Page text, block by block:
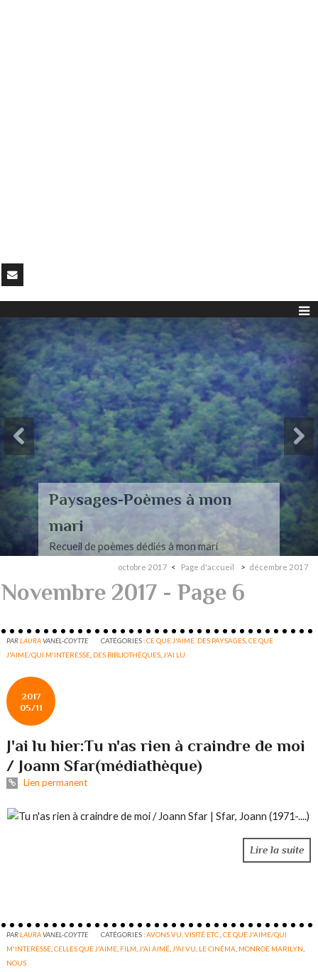
Paysages-Poèmes à mon
mari
Recueil de poèmes dédiés à mon mari
octobre 2017 Page d'accueil décembre 2017
Novembre 2017 - Page 6
PARLAURAVANEL-COYTTE CATÉGORIES :CE QUE J'AIME. DES PAYSAGES ,CE QUE
J'AIME/QUI M'INTERESSE DES BIBLIOTHÈQUES J'AI LU
2017
05/11
J'ai lu hier:Tu n'as rien à craindre de moi
/ Joann Sfar(médiathèque)
Lien permanent
Lire la suite
PARLAURAVANEL-COYTTE CATÉGORIES :AVONS VU, VISITÉ ETC. ,CE QUE J'AIME/QUI
M'INTERESSE ,CELLES QUE J'AIME FILM J'AI AIMÉ J'AI VU LE CINÉMA MONROE MARILYN
NOUS